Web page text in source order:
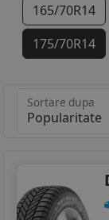
165/70R14
175/70R14
185/70R14
185/55R15
Sortare dupa